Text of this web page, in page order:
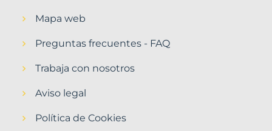
Mapa web
Preguntas frecuentes - FAQ
Trabaja con nosotros
Aviso legal
Política de Cookies